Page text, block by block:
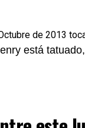
de 2013
está